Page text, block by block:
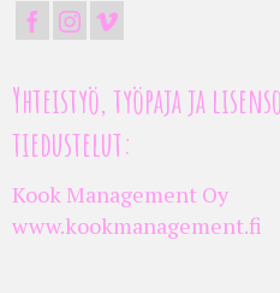
Yhteistyö, työpaja ja
tiedustelut:
Kook Management Oy
www.kookmanagement.fi